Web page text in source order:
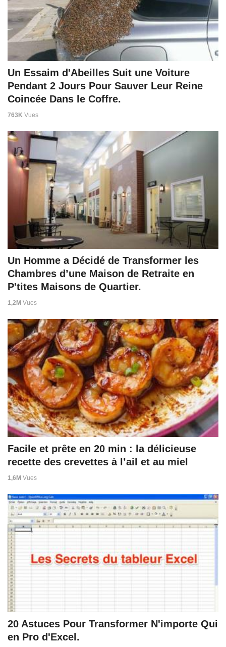
Un Essaim d'Abeilles Suit une Voiture
Pendant 2 Jours Pour Sauver Leur Reine
Coincée Dans le Coffre.
763K Vues
Un Homme a Décidé de Transformer les
Chambres d’une Maison de Retraite en
P'tites Maisons de Quartier.
1,2M Vues
Facile et prête en 20 min : la délicieuse
recette des crevettes à l’ail et au miel
1,6M Vues
20 Astuces Pour Transformer N'importe Qui
en Pro d'Excel.